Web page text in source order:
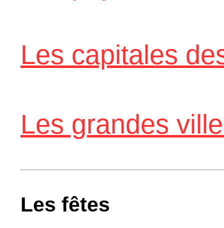
Les capitales
Les grandes
Les fêtes